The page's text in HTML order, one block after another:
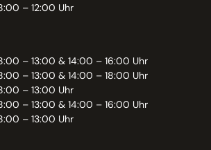
– 12:00 Uhr
– 13:00 & 14:00 – 16:00 Uhr
– 13:00 & 14:00 – 18:00 Uhr
– 13:00 Uhr
– 13:00 & 14:00 – 16:00 Uhr
– 13:00 Uhr